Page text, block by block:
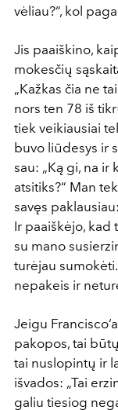
vėliau?“, kol
Jis paaiškino,
mokesčių
„Kažkas čia ne
nors ten 78 iš
tiek veikiausiai
buvo liūdesys ir
sau: „Ką gi, na ir
atsitiks?“ Man
savęs
Ir paaiškėjo, kad
su mano
turėjau
nepakeis ir
Jeigu
pakopos, tai
tai nuslopintų ir
išvados: „Tai
galiu tiesiog